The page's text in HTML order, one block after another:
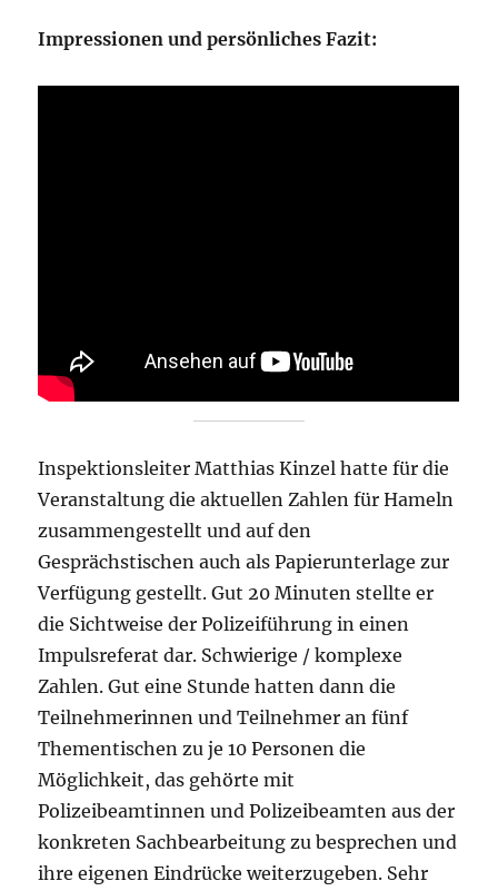
Impressionen und persönliches Fazit:
Inspektionsleiter Matthias Kinzel hatte für die
Veranstaltung die aktuellen Zahlen für Hameln
zusammengestellt und auf den
Gesprächstischen auch als Papierunterlage zur
Verfügung gestellt. Gut 20 Minuten stellte er
die Sichtweise der Polizeiführung in einen
Impulsreferat dar. Schwierige / komplexe
Zahlen. Gut eine Stunde hatten dann die
Teilnehmerinnen und Teilnehmer an fünf
Thementischen zu je 10 Personen die
Möglichkeit, das gehörte mit
Polizeibeamtinnen und Polizeibeamten aus der
konkreten Sachbearbeitung zu besprechen und
ihre eigenen Eindrücke weiterzugeben. Sehr